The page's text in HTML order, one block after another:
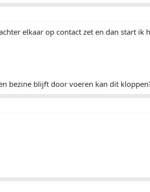
elkaar op contact zet en dan start ik
bezine blijft door voeren kan dit